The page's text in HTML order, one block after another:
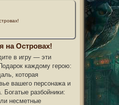
на Островах!
в игру — эти
каждому герою:
которая
вашего персонажа и
Богатые разбойники:
несметные